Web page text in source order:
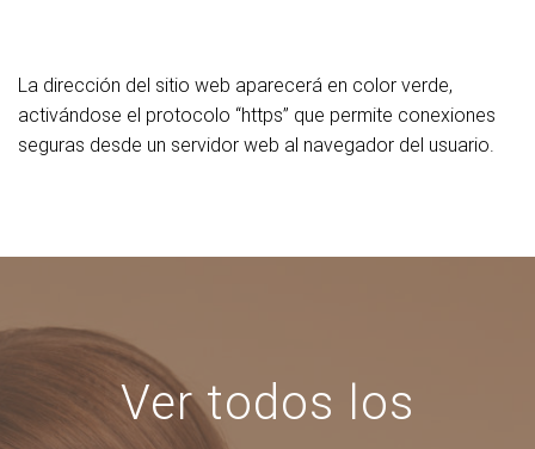
La dirección del sitio web aparecerá en color verde,
activándose el protocolo “https” que permite conexiones
seguras desde un servidor web al navegador del usuario.
Ver todos los